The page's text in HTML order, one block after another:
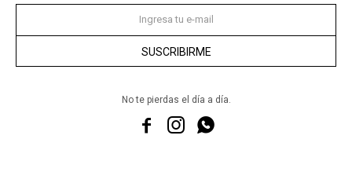
SUSCRIBIRME
No te pierdas el día a día.
  